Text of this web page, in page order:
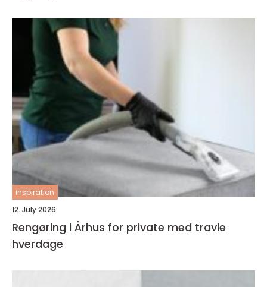
inspiration
12. July 2026
Rengøring i Århus for private med travle
hverdage